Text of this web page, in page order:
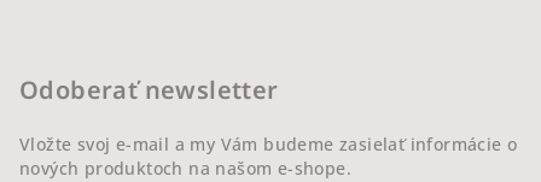
Odoberať newsletter
Vložte svoj e-mail a my Vám budeme zasielať informácie o
nových produktoch na našom e-shope.